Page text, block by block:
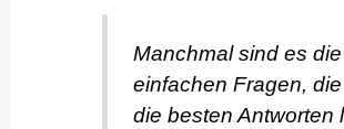
Manchmal sind es die
einfachen Fragen,
die besten Antworten